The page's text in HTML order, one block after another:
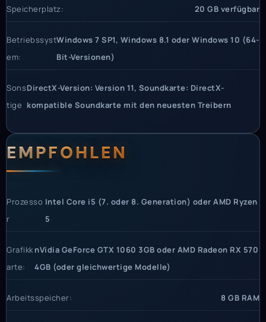
Speicherplatz: 20 GB verfügbar
Betriebssyst
em:
Windows 7 SP1, Windows 8.1 oder Windows 10 (64-
Bit-Versionen)
Sons
tige
DirectX-Version: Version 11, Soundkarte: DirectX-
kompatible Soundkarte mit den neuesten Treibern
EMPFOHLEN
Prozesso
r
Intel Core i5 (7. oder 8. Generation) oder AMD Ryzen
5
Grafikk
arte:
nVidia GeForce GTX 1060 3GB oder AMD Radeon RX 570
4GB (oder gleichwertige Modelle)
Arbeitsspeicher: 8 GB RAM